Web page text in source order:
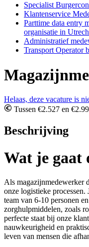
Specialist
Klantenservice
Parttime data entry
organisatie in
Administratief
Transport Operator
Helaas, deze vacature is
Tussen €2.527 en
Beschrijving
Wat je gaat
Als magazijnmedewerker
onze logistieke
team van 6-10 personen
zorghulpmiddelen, zoals
perfecte staat bij onze
nauwkeurigheid en
leven van mensen die